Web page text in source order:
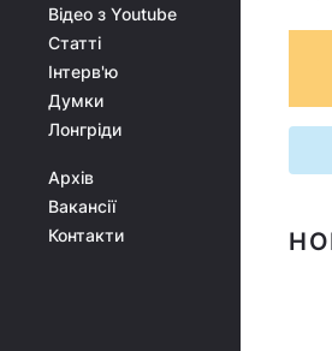
Відео з Youtube
Статті
Інтерв'ю
Думки
Лонгріди
Архів
Вакансії
Контакти